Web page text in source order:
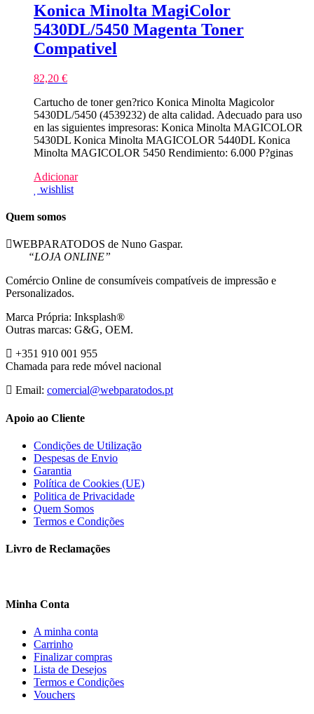
Konica Minolta MagiColor
5430DL/5450 Magenta Toner
Compativel
82,20 €
Cartucho de toner gen?rico Konica Minolta Magicolor
5430DL/5450 (4539232) de alta calidad. Adecuado para uso
en las siguientes impresoras: Konica Minolta MAGICOLOR
5430DL Konica Minolta MAGICOLOR 5440DL Konica
Minolta MAGICOLOR 5450 Rendimiento: 6.000 P?ginas
Adicionar
wishlist
Quem somos
WEBPARATODOS de Nuno Gaspar.
“LOJA ONLINE”
Comércio Online de consumíveis compatíveis de impressão e
Personalizados.
Marca Própria: Inksplash®
Outras marcas: G&G, OEM.
+351 910 001 955
Chamada para rede móvel nacional
Email: comercial@webparatodos.pt
Apoio ao Cliente
Condições de Utilização
Despesas de Envio
Garantia
Política de Cookies (UE)
Politica de Privacidade
Quem Somos
Termos e Condições
Livro de Reclamações
Minha Conta
A minha conta
Carrinho
Finalizar compras
Lista de Desejos
Termos e Condições
Vouchers